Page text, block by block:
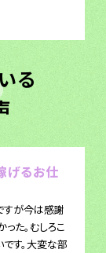
る
げるお仕
すが今は感謝
た。むしろこ
す。大変な部